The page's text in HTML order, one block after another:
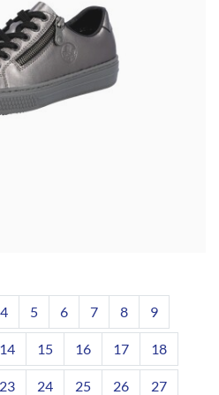
4 5 6 7 8 9
14 15 16 17 18
23 24 25 26 27